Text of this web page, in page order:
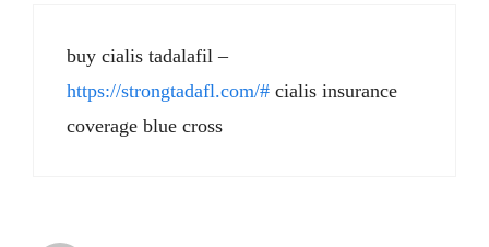
buy cialis tadalafil –
https://strongtadafl.com/# cialis insurance
coverage blue cross